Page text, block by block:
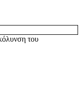
του